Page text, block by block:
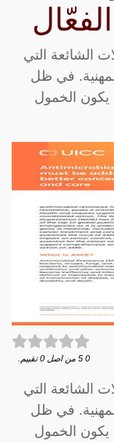
الشائعة التي
في ظل
يكون الخمول
0
5 من اصل 0 تقييم.
الشائعة التي
في ظل
يكون الخمول